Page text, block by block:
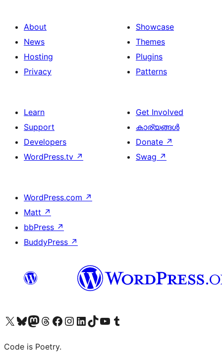
About
News
Hosting
Privacy
Showcase
Themes
Plugins
Patterns
Learn
Support
Developers
WordPress.tv ↗
Get Involved
കാര്യങ്ങള്‍
Donate ↗
Swag ↗
WordPress.com ↗
Matt ↗
bbPress ↗
BuddyPress ↗
Visit our X (formerly Twitter) account
ഞങ്ങളുടെ ബ്ലൂസ്കൈ അക്കൗണ്ട് സന്ദർശിക്കുക
Visit our Mastodon account
ഞങ്ങളുടെ ത്രെഡ്സ് അക്കൗണ്ട് സന്ദർശിക്കുക
Visit our Facebook page
Visit our Instagram account
Visit our LinkedIn account
ഞങ്ങളുടെ ടിക് ടോക് അക്കൗണ്ട് സന്ദർശിക്കുക
Visit our YouTube channel
ഞങ്ങളുടെ ടംബ്ലർ അക്കൗണ്ട് സന്ദർശിക്കുക
Code is Poetry.